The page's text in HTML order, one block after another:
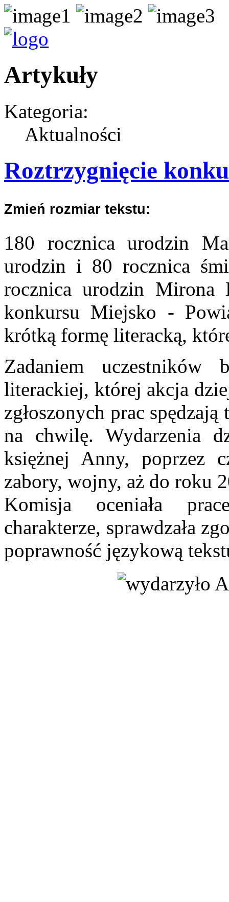
Artykuły
Kategoria:
Aktualności
Roztrzygnięcie
Zmień rozmiar tekstu:
180 rocznica urodzin
urodzin i 80 rocznica
rocznica urodzin Mirona
konkursu Miejsko -
krótką formę literacką,
Zadaniem uczestników
literackiej, której akcja
zgłoszonych prac
na chwilę. Wydarzenia
księżnej Anny, poprzez
zabory, wojny, aż do roku
Komisja oceniała
charakterze, sprawdzała
poprawność językową